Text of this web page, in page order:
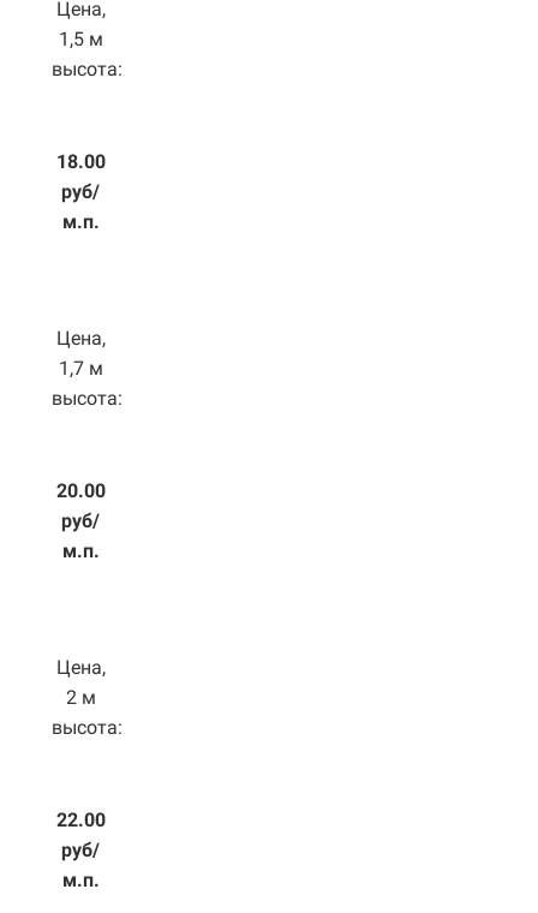
Цена,
1,5 м
высота:
18.00
руб/
м.п.
Цена,
1,7 м
высота:
20.00
руб/
м.п.
Цена,
2 м
высота:
22.00
руб/
м.п.